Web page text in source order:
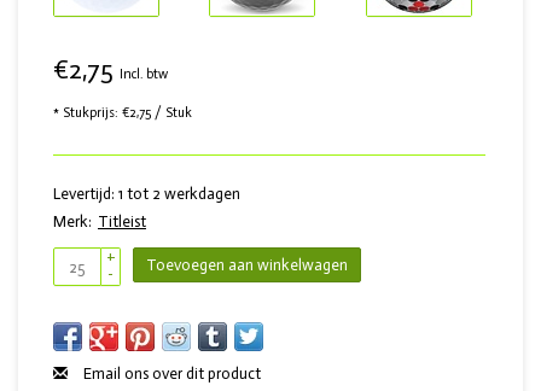
€2,75 Incl. btw
* Stukprijs: €2,75 / Stuk
Levertijd: 1 tot 2 werkdagen
Merk: Titleist
+
-
Toevoegen aan winkelwagen
Email ons over dit product